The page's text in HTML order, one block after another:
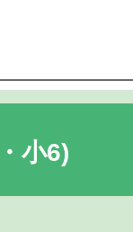
小6)